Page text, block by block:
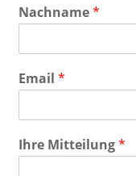
Nachname*
Email*
Ihre Mitteilung*